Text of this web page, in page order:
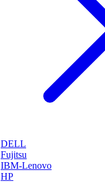
DELL
Fujitsu
IBM-Lenovo
HP